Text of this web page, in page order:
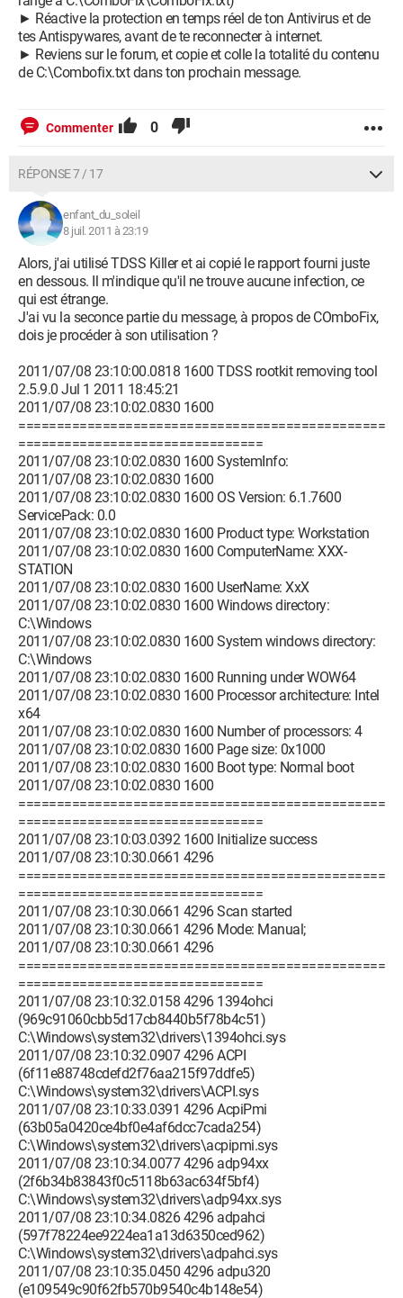
► Réactive la protection en temps réel de ton Antivirus et de
tes Antispywares, avant de te reconnecter à internet.
► Reviens sur le forum, et copie et colle la totalité du contenu
de C:\Combofix.txt dans ton prochain message.
Commenter 0
RÉPONSE 7 / 17
enfant_du_soleil
8 juil. 2011 à 23:19
Alors, j'ai utilisé TDSS Killer et ai copié le rapport fourni juste
en dessous. Il m'indique qu'il ne trouve aucune infection, ce
qui est étrange.
J'ai vu la seconce partie du message, à propos de COmboFix,
dois je procéder à son utilisation ?
2011/07/08 23:10:00.0818 1600 TDSS rootkit removing tool
2.5.9.0 Jul 1 2011 18:45:21
2011/07/08 23:10:02.0830 1600
================================================
================================
2011/07/08 23:10:02.0830 1600 SystemInfo:
2011/07/08 23:10:02.0830 1600
2011/07/08 23:10:02.0830 1600 OS Version: 6.1.7600
ServicePack: 0.0
2011/07/08 23:10:02.0830 1600 Product type: Workstation
2011/07/08 23:10:02.0830 1600 ComputerName: XXX-
STATION
2011/07/08 23:10:02.0830 1600 UserName: XxX
2011/07/08 23:10:02.0830 1600 Windows directory:
C:\Windows
2011/07/08 23:10:02.0830 1600 System windows directory:
C:\Windows
2011/07/08 23:10:02.0830 1600 Running under WOW64
2011/07/08 23:10:02.0830 1600 Processor architecture: Intel
x64
2011/07/08 23:10:02.0830 1600 Number of processors: 4
2011/07/08 23:10:02.0830 1600 Page size: 0x1000
2011/07/08 23:10:02.0830 1600 Boot type: Normal boot
2011/07/08 23:10:02.0830 1600
================================================
================================
2011/07/08 23:10:03.0392 1600 Initialize success
2011/07/08 23:10:30.0661 4296
================================================
================================
2011/07/08 23:10:30.0661 4296 Scan started
2011/07/08 23:10:30.0661 4296 Mode: Manual;
2011/07/08 23:10:30.0661 4296
================================================
================================
2011/07/08 23:10:32.0158 4296 1394ohci
(969c91060cbb5d17cb8440b5f78b4c51)
C:\Windows\system32\drivers\1394ohci.sys
2011/07/08 23:10:32.0907 4296 ACPI
(6f11e88748cdefd2f76aa215f97ddfe5)
C:\Windows\system32\drivers\ACPI.sys
2011/07/08 23:10:33.0391 4296 AcpiPmi
(63b05a0420ce4bf0e4af6dcc7cada254)
C:\Windows\system32\drivers\acpipmi.sys
2011/07/08 23:10:34.0077 4296 adp94xx
(2f6b34b83843f0c5118b63ac634f5bf4)
C:\Windows\system32\drivers\adp94xx.sys
2011/07/08 23:10:34.0826 4296 adpahci
(597f78224ee9224ea1a13d6350ced962)
C:\Windows\system32\drivers\adpahci.sys
2011/07/08 23:10:35.0450 4296 adpu320
(e109549c90f62fb570b9540c4b148e54)